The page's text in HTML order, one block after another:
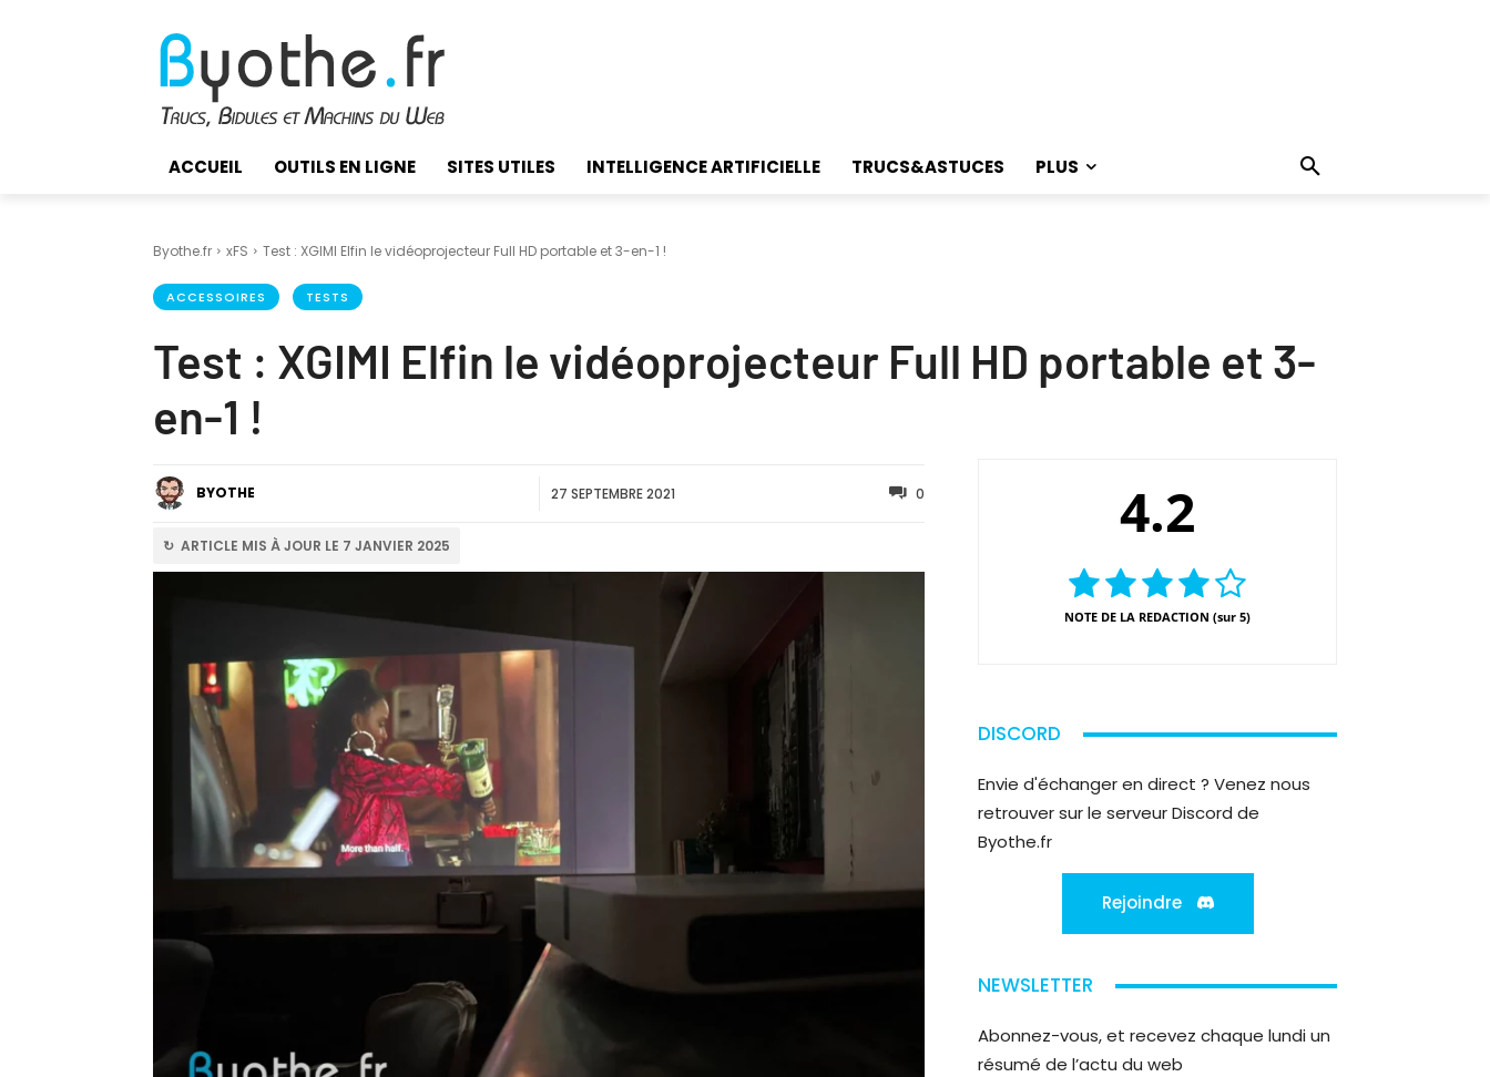
ACCUEIL OUTILS EN LIGNE SITES UTILES INTELLIGENCE ARTIFICIELLE TRUCS&ASTUCES PLUS
Byothe.fr xFS Test : XGIMI Elfin le vidéoprojecteur Full HD portable et 3-en-1 !
ACCESSOIRES TESTS
Test : XGIMI Elfin le vidéoprojecteur Full HD portable et 3-
en-1 !
BYOTHE 27 SEPTEMBRE 2021 0
↻ ARTICLE MIS À JOUR LE 7 JANVIER 2025 4.2
NOTE DE LA REDACTION (sur 5)
DISCORD
Envie d'échanger en direct ? Venez nous
retrouver sur le serveur Discord de
Byothe.fr
Rejoindre
NEWSLETTER
Abonnez-vous, et recevez chaque lundi un
résumé de l’actu du web